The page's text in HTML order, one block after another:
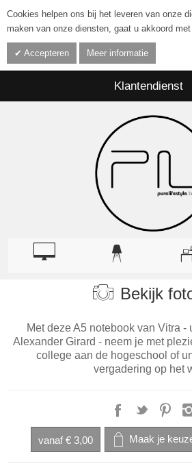
Cookies helpen ons bij het leveren van onze
maken van onze diensten, gaat u akkoord
Accepteren Meer informatie
Klantendienst
Bekijk
Met deze A5 notebook van Vitra -
Alexander Girard - neem je met
college aan de hogeschool of
vergadering op het
vanaf € 3,00